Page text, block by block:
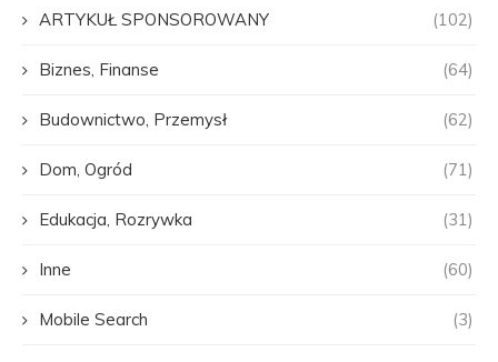
ARTYKUŁ SPONSOROWANY (102)
Biznes, Finanse (64)
Budownictwo, Przemysł (62)
Dom, Ogród (71)
Edukacja, Rozrywka (31)
Inne (60)
Mobile Search (3)